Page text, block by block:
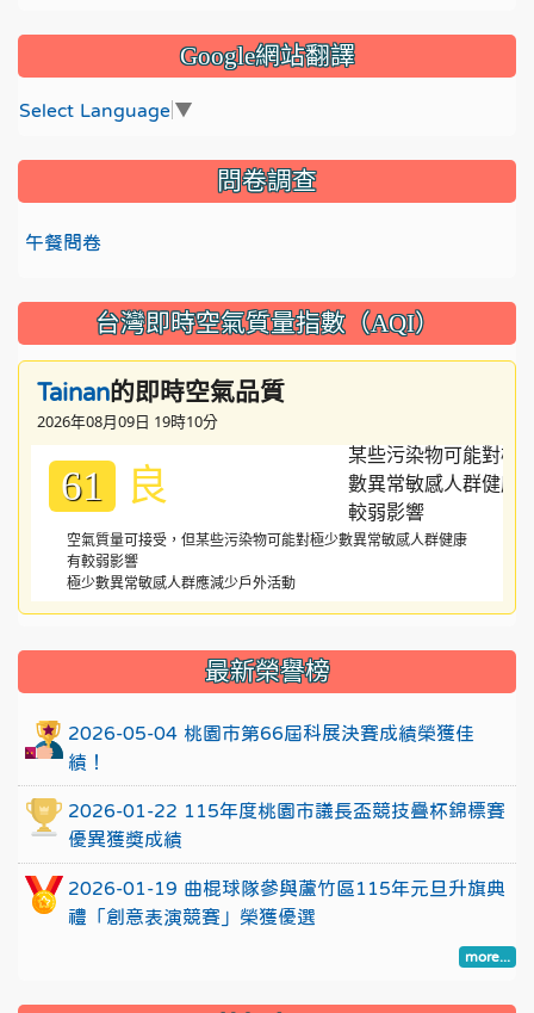
Google網站翻譯
Select Language ▼
問卷調查
午餐問卷
台灣即時空氣質量指數（AQI）
Tainan的即時空氣品質
2026年08月09日 19時10分
61 良
空氣質量可接受，但某些污染物可能對極少數異常敏感人群健康
有較弱影響
極少數異常敏感人群應減少戶外活動
::: 最新榮譽榜
2026-05-04 桃園市第66屆科展決賽成績榮獲佳
績！
2026-01-22 115年度桃園市議長盃競技疊杯錦標賽
優異獲獎成績
2026-01-19 曲棍球隊參與蘆竹區115年元旦升旗典
禮「創意表演競賽」榮獲優選
more...